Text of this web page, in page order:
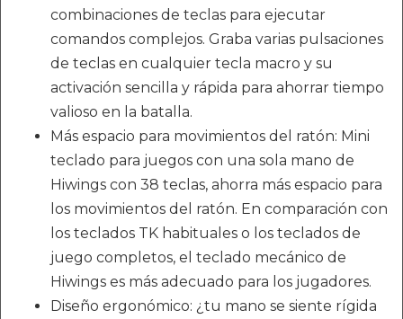
combinaciones de teclas para ejecutar
comandos complejos. Graba varias pulsaciones
de teclas en cualquier tecla macro y su
activación sencilla y rápida para ahorrar tiempo
valioso en la batalla.
Más espacio para movimientos del ratón: Mini
teclado para juegos con una sola mano de
Hiwings con 38 teclas, ahorra más espacio para
los movimientos del ratón. En comparación con
los teclados TK habituales o los teclados de
juego completos, el teclado mecánico de
Hiwings es más adecuado para los jugadores.
Diseño ergonómico: ¿tu mano se siente rígida